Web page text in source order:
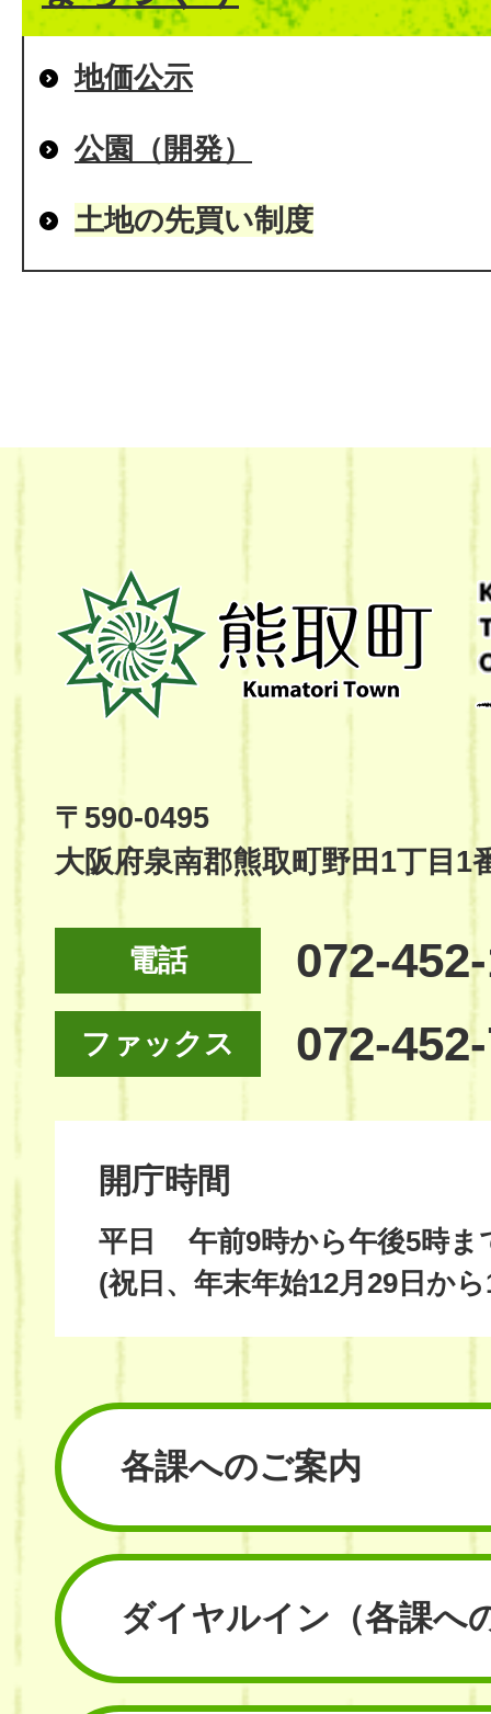
地価公示
公園（開発）
土地の先買い制度
熊
取
町
Kumatori
Site
〒590-0495
大阪府泉南郡熊取町野田1丁目1
電話 072-
ファックス 072-
開庁時間
平日
午前9時から午後5時ま
(祝日、年末年始12月29日か
各課へのご案内
ダイヤルイン （各課へ